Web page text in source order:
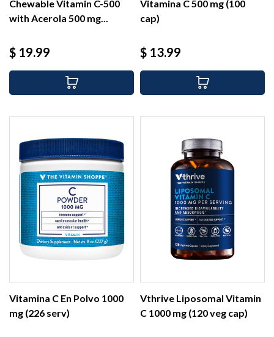
Chewable Vitamin C-500
with Acerola 500 mg...
Precio
$ 19.99
Vitamina C 500 mg (100
cap)
Precio
$ 13.99
Vitamina C En Polvo 1000
mg (226 serv)
Vthrive Liposomal Vitamin
C 1000 mg (120 veg cap)